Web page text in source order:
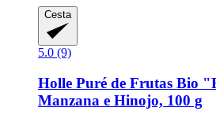
Cesta
5.0 (9)
Holle Puré de Frutas Bio
Manzana e Hinojo, 100 g